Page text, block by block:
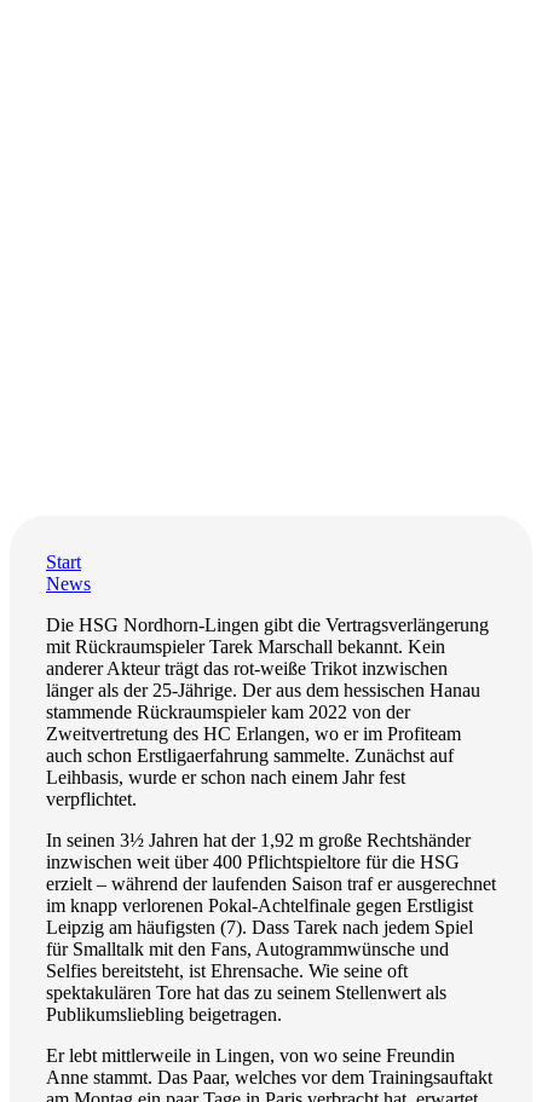
Start
News
Die HSG Nordhorn-Lingen gibt die Vertragsverlängerung
mit Rückraumspieler Tarek Marschall bekannt. Kein
anderer Akteur trägt das rot-weiße Trikot inzwischen
länger als der 25-Jährige. Der aus dem hessischen Hanau
stammende Rückraumspieler kam 2022 von der
Zweitvertretung des HC Erlangen, wo er im Profiteam
auch schon Erstligaerfahrung sammelte. Zunächst auf
Leihbasis, wurde er schon nach einem Jahr fest
verpflichtet.
In seinen 3½ Jahren hat der 1,92 m große Rechtshänder
inzwischen weit über 400 Pflichtspieltore für die HSG
erzielt – während der laufenden Saison traf er ausgerechnet
im knapp verlorenen Pokal-Achtelfinale gegen Erstligist
Leipzig am häufigsten (7). Dass Tarek nach jedem Spiel
für Smalltalk mit den Fans, Autogrammwünsche und
Selfies bereitsteht, ist Ehrensache. Wie seine oft
spektakulären Tore hat das zu seinem Stellenwert als
Publikumsliebling beigetragen.
Er lebt mittlerweile in Lingen, von wo seine Freundin
Anne stammt. Das Paar, welches vor dem Trainingsauftakt